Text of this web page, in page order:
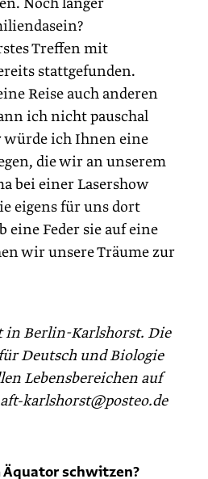
Treffen mit
stattgefunden.
Reise auch anderen
ich nicht pauschal
ich Ihnen eine
die wir an unserem
bei einer Lasershow
eigens für uns dort
Feder sie auf eine
wir unsere Träume zur
in Berlin-Karlshorst. Die
Deutsch und Biologie
Lebensbereichen auf
karlshorst@posteo.de
schwitzen?